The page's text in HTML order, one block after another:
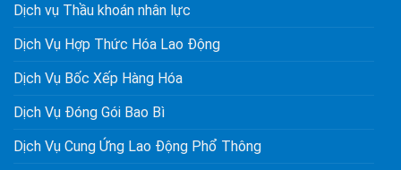
Dịch vụ Thầu khoán nhân lực
Dịch Vụ Hợp Thức Hóa Lao Động
Dịch Vụ Bốc Xếp Hàng Hóa
Dịch Vụ Đóng Gói Bao Bì
Dịch Vụ Cung Ứng Lao Động Phổ Thông